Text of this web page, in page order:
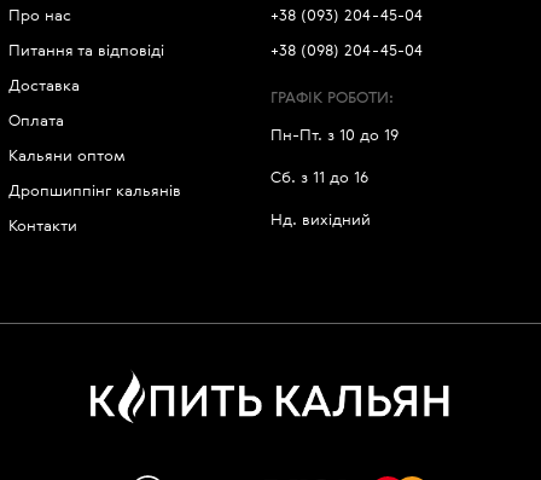
Про нас
Питання та відповіді
Доставка
Оплата
Кальяни оптом
Дропшиппінг кальянів
Контакти
+38 (093) 204-45-04
+38 (098) 204-45-04
ГРАФІК РОБОТИ:
Пн-Пт. з 10 до 19
Сб. з 11 до 16
Нд. вихідний